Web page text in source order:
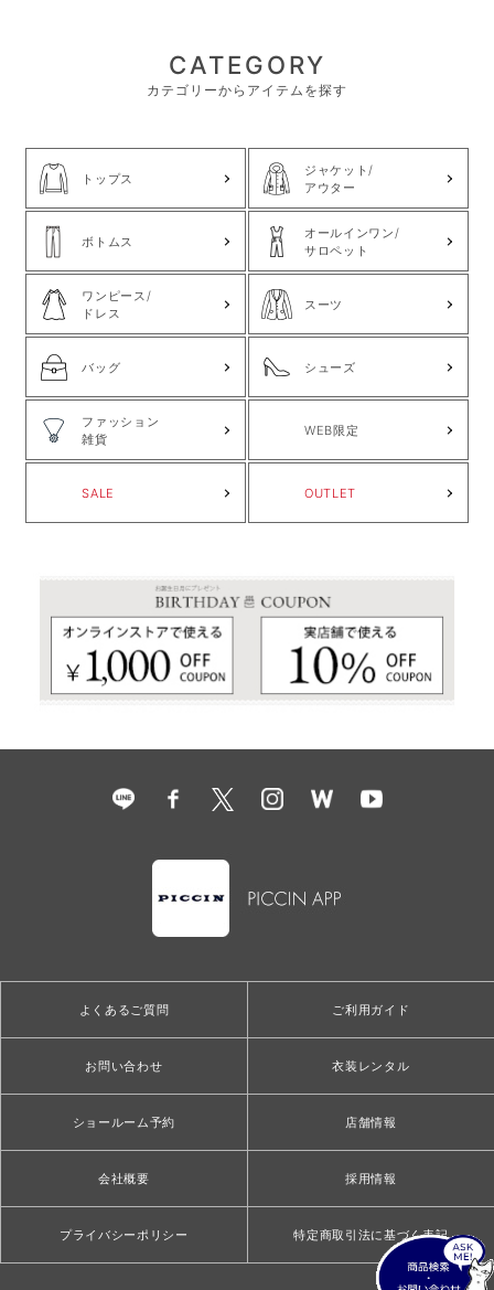
CATEGORY
カテゴリーからアイテムを探す
トップス
ジャケット/
アウター
ボトムス
オールインワン/
サロペット
ワンピース/
ドレス
スーツ
バッグ シューズ
ファッション
雑貨
WEB限定
SALE OUTLET
よくあるご質問 ご利用ガイド
お問い合わせ 衣装レンタル
ショールーム予約 店舗情報
会社概要 採用情報
プライバシーポリシー 特定商取引法に基づく表記